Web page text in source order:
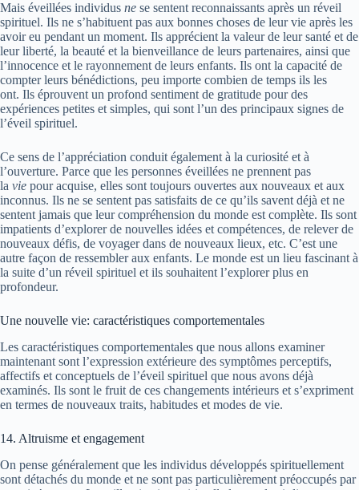
Mais éveillées individus ne se sentent reconnaissants après un réveil
spirituel. Ils ne s’habituent pas aux bonnes choses de leur vie après les
avoir eu pendant un moment. Ils apprécient la valeur de leur santé et de
leur liberté, la beauté et la bienveillance de leurs partenaires, ainsi que
l’innocence et le rayonnement de leurs enfants. Ils ont la capacité de
compter leurs bénédictions, peu importe combien de temps ils les
ont. Ils éprouvent un profond sentiment de gratitude pour des
expériences petites et simples, qui sont l’un des principaux signes de
l’éveil spirituel.
Ce sens de l’appréciation conduit également à la curiosité et à
l’ouverture. Parce que les personnes éveillées ne prennent pas
la vie pour acquise, elles sont toujours ouvertes aux nouveaux et aux
inconnus. Ils ne se sentent pas satisfaits de ce qu’ils savent déjà et ne
sentent jamais que leur compréhension du monde est complète. Ils sont
impatients d’explorer de nouvelles idées et compétences, de relever de
nouveaux défis, de voyager dans de nouveaux lieux, etc. C’est une
autre façon de ressembler aux enfants. Le monde est un lieu fascinant à
la suite d’un réveil spirituel et ils souhaitent l’explorer plus en
profondeur.
Une nouvelle vie: caractéristiques comportementales
Les caractéristiques comportementales que nous allons examiner
maintenant sont l’expression extérieure des symptômes perceptifs,
affectifs et conceptuels de l’éveil spirituel que nous avons déjà
examinés. Ils sont le fruit de ces changements intérieurs et s’expriment
en termes de nouveaux traits, habitudes et modes de vie.
14. Altruisme et engagement
On pense généralement que les individus développés spirituellement
sont détachés du monde et ne sont pas particulièrement préoccupés par